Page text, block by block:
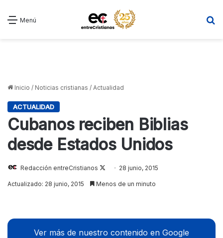
Menú
Inicio / Noticias cristianas / Actualidad
ACTUALIDAD
Cubanos reciben Biblias
desde Estados Unidos
Redacción entreCristianos
Follow28 junio, 2015
Actualizado: 28 junio, 2015 Menos de un minuto
Ver más de nuestro contenido en Google